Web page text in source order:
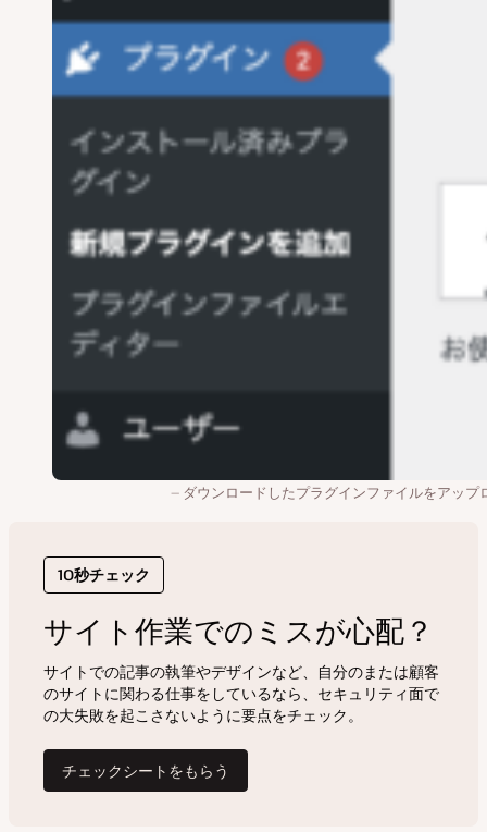
ダウンロードしたプラグインファイルをアップ